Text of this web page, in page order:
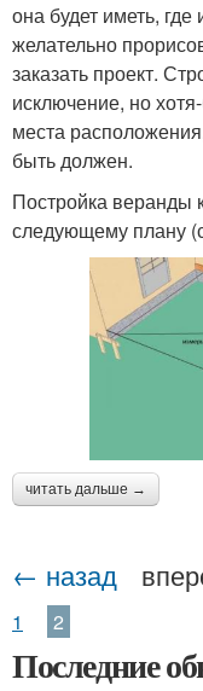
она будет иметь, где
желательно
заказать проект.
исключение, но
места
быть должен.
Постройка веранды
следующему плану
читать дальше →
← назад
1 2
Последние